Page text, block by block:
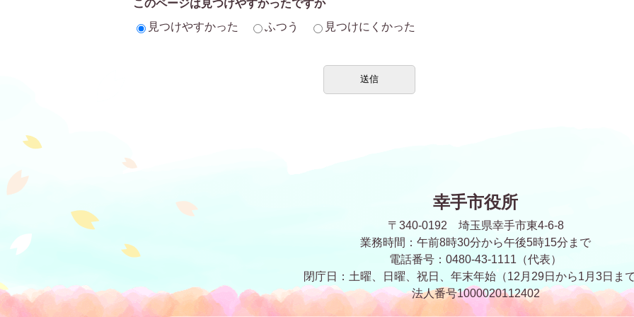
このページは見つけやすかったですか
見つけやすかった
ふつう 見つけにくかった
幸手市役所
〒340-0192 埼玉県幸手市東4-6-8
業務時間：午前8時30分から午後5時15分まで
電話番号：0480-43-1111（代表）
閉庁日：土曜、日曜、祝日、年末年始 （12月29日から1月3日ま
法人番号1000020112402